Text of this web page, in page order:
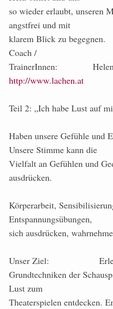
so wieder erlaubt, unseren
angstfrei und mit
klarem Blick zu begegnen.
Coach /
TrainerInnen: Helen
http://www.lachen.at
Teil 2: „Ich habe Lust auf
Haben unsere Gefühle und
Unsere Stimme kann die
Vielfalt an Gefühlen und
ausdrücken.
Körperarbeit,
Entspannungsübungen,
sich ausdrücken,
Unser Ziel: Erlernen
Grundtechniken der
Lust zum
Theaterspielen entdecken.